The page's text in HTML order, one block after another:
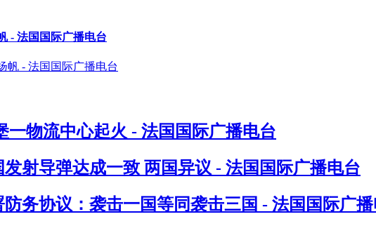
- 法国国际广播电台
物流中心起火 - 法国国际广播电台
射导弹达成一致 两国异议 - 法国国际广播电台
务协议：袭击一国等同袭击三国 - 法国国际广